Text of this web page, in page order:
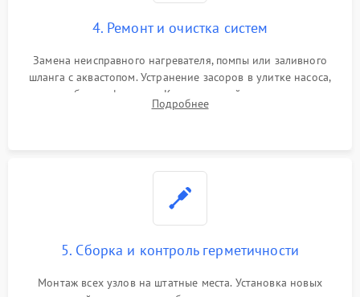
4. Ремонт и очистка систем
Замена неисправного нагревателя, помпы или заливного
шланга с аквастопом. Устранение засоров в улитке насоса,
патрубках и фильтрах. Компонентный ремонт платы
управления, восстановление поврежденной проводки.
Подробнее
5. Сборка и контроль герметичности
Монтаж всех узлов на штатные места. Установка новых